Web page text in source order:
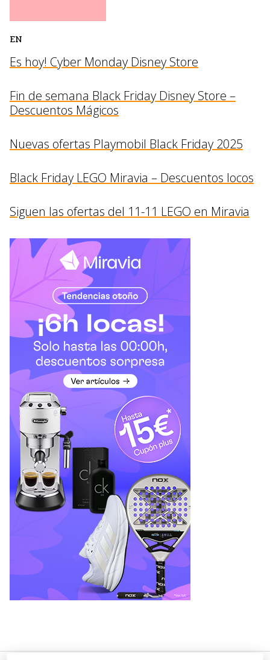
EN
Es hoy! Cyber Monday Disney Store
Fin de semana Black Friday Disney Store –
Descuentos Mágicos
Nuevas ofertas Playmobil Black Friday 2025
Black Friday LEGO Miravia – Descuentos locos
Siguen las ofertas del 11-11 LEGO en Miravia